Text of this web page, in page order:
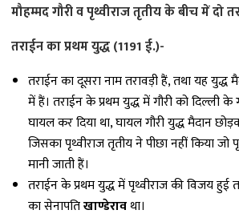
मौहम्मद गौरी व पृथ्वीराज तृतीय के बीच में दो
तराईन का प्रथम युद्ध (1191 ई.)-
तराईन का दूसरा नाम तरावड़ी हैं, तथा यह युद्ध
में हैं। तराईन के प्रथम युद्ध में गौरी को दिल्ली के
घायल कर दिया था, घायल गौरी युद्ध मैदान
जिसका पृथ्वीराज तृतीय ने पीछा नहीं किया
मानी जाती हैं।
तराईन के प्रथम युद्ध में पृथ्वीराज की विजय हुई
का सेनापतिखाण्डेरावथा।